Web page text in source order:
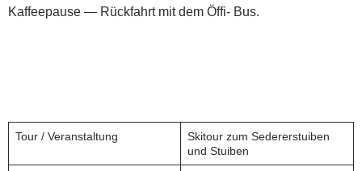
Kaffeepause — Rückfahrt mit dem Öffi- Bus.
Tour / Veranstaltung
Skitour zum Sedererstuiben
und Stuiben